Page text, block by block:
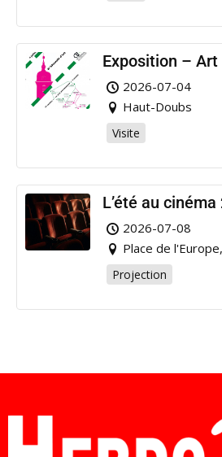
Exposition –
2026-07-04
Haut-Doubs
Visite
L’été au cinéma
2026-07-08
Place de
Projection